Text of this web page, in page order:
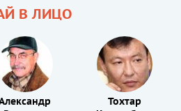
В ЛИЦО
Тохтар